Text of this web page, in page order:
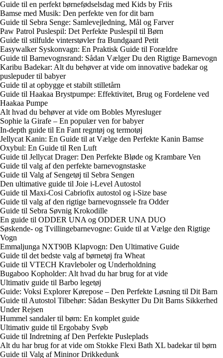
Guide til en perfekt børnefødselsdag med Kids by Friis
Bamse med Musik: Den perfekte ven for dit barn
Guide til Sebra Senge: Samlevejledning, Mål og Farver
Paw Patrol Puslespil: Det Perfekte Puslespil til Børn
Guide til stilfulde vinterstøvler fra Bundgaard Petit
Easywalker Syskonvagn: En Praktisk Guide til Forældre
Guide til Barnevognsrand: Sådan Vælger Du den Rigtige Barnevogn
Karibu Badekar: Alt du behøver at vide om innovative badekar og
puslepuder til babyer
Guide til at opbygge et stabilt stilletårn
Guide til Haakaa Brystpumpe: Effektivitet, Brug og Fordelene ved
Haakaa Pumpe
Alt hvad du behøver at vide om Bobles Myresluger
Sophie la Girafe – En populær ven for babyer
In-depth guide til En Fant regntøj og termotøj
Jellycat Kanin: En Guide til at Vælge den Perfekte Kanin Bamse
Oxybul: En Guide til Ren Luft
Guide til Jellycat Drager: Den Perfekte Bløde og Krambare Ven
Guide til valg af den perfekte barnevognstaske
Guide til Valg af Sengetøj til Sebra Sengen
Den ultimative guide til Joie i-Level Autostol
Guide til Maxi-Cosi Cabriofix autostol og i-Size base
Guide til valg af den rigtige barnevognssele fra Odder
Guide til Sebra Søvnig Krokodille
En guide til ODDER UNA og ODDER UNA DUO
Søskende- og Tvillingebarnevogne: Guide til at Vælge den Rigtige
Vogn
Emmaljunga NXT90B Klapvogn: Den Ultimative Guide
Guide til det bedste valg af børnetøj fra Wheat
Guide til VTECH Kravleboler og Underholdning
Bugaboo Kopholder: Alt hvad du har brug for at vide
Ultimativ guide til Barbo legetøj
Guide: Voksi Explorer Kørepose – Den Perfekte Løsning til Dit Barn
Guide til Autostol Tilbehør: Sådan Beskytter Du Dit Barns Sikkerhed
Under Rejsen
Hummel sandaler til børn: En komplet guide
Ultimativ guide til Ergobaby Svøb
Guide til Indretning af Den Perfekte Pusleplads
Alt du har brug for at vide om Stokke Flexi Bath XL badekar til børn
Guide til Valg af Mininor Drikkedunk